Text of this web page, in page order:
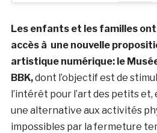
Les enfants et les familles
accès à une nouvelle
artistique numérique: le
BBK,dont l’objectif est de
l’intérêt pour l’art des petits
une alternative aux activités
impossibles par la fermeture